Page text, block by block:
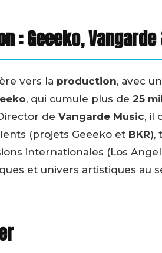
: Geeeko, Vangarde
vers la production, avec
, qui cumule plus de 25
de Vangarde Music, il
(projets Geeeko et BKR),
internationales (Los
et univers artistiques au